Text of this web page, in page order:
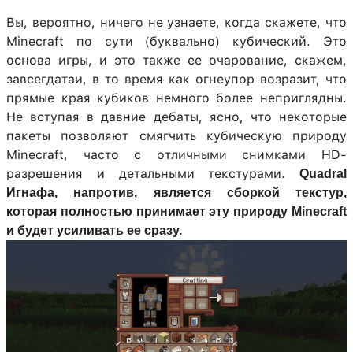
Вы, вероятно, ничего не узнаете, когда скажете, что
Minecraft по сути (буквально) кубический. Это
основа игры, и это также ее очарование, скажем,
завсегдатаи, в то время как огнеупор возразит, что
прямые края кубиков немного более неприглядны.
Не вступая в давние дебаты, ясно, что некоторые
пакеты позволяют смягчить кубическую природу
Minecraft, часто с отличными снимками HD-
разрешения и детальными текстурами. Quadral
Игнафа, напротив, является сборкой текстур,
которая полностью принимает эту природу Minecraft
и будет усиливать ее сразу.